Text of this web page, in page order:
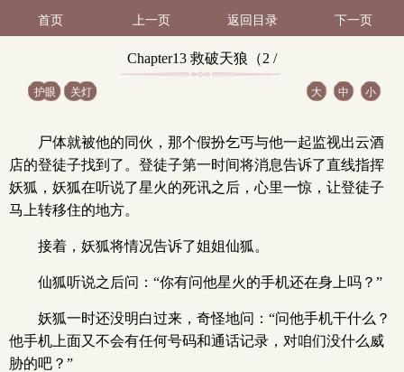
首页 上一页 返回目录 下一页
Chapter13 救破天狼（2 /
护眼 关灯 大 中 小
尸体就被他的同伙，那个假扮乞丐与他一起监视出云酒
店的登徒子找到了。登徒子第一时间将消息告诉了直线指挥
妖狐，妖狐在听说了星火的死讯之后，心里一惊，让登徒子
马上转移住的地方。
接着，妖狐将情况告诉了姐姐仙狐。
仙狐听说之后问：“你有问他星火的手机还在身上吗？”
妖狐一时还没明白过来，奇怪地问：“问他手机干什么？
他手机上面又不会有任何号码和通话记录，对咱们没什么威
胁的吧？”